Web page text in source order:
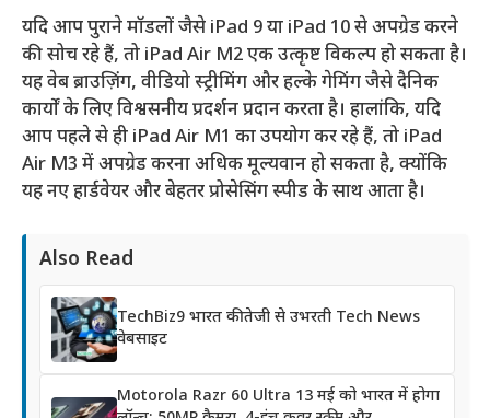
यदि आप पुराने मॉडलों जैसे iPad 9 या iPad 10 से अपग्रेड करने
की सोच रहे हैं, तो iPad Air M2 एक उत्कृष्ट विकल्प हो सकता है।
यह वेब ब्राउज़िंग, वीडियो स्ट्रीमिंग और हल्के गेमिंग जैसे दैनिक
कार्यों के लिए विश्वसनीय प्रदर्शन प्रदान करता है। हालांकि, यदि
आप पहले से ही iPad Air M1 का उपयोग कर रहे हैं, तो iPad
Air M3 में अपग्रेड करना अधिक मूल्यवान हो सकता है, क्योंकि
यह नए हार्डवेयर और बेहतर प्रोसेसिंग स्पीड के साथ आता है।
Also Read
TechBiz9 भारत की तेजी से उभरती Tech News
वेबसाइट
Motorola Razr 60 Ultra 13 मई को भारत में होगा